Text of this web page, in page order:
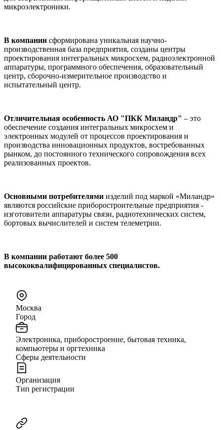
микроэлектроники.
В компании сформирована уникальная научно-
производственная база предприятия, созданы центры
проектирования интегральных микросхем, радиоэлектронной
аппаратуры, программного обеспечения, образовательный
центр, сборочно-измерительное производство и
испытательный центр.
Отличительная особенность АО "ПКК Миландр" – это
обеспечение создания интегральных микросхем и
электронных модулей от процессов проектирования и
производства инновационных продуктов, востребованных
рынком, до постоянного технического сопровождения всех
реализованных проектов.
Основными потребителями изделий под маркой «Миландр»
являются российские приборостроительные предприятия -
изготовители аппаратуры связи, радиотехнических систем,
бортовых вычислителей и систем телеметрии.
В компании работают более 500
высококвалифицированных специалистов.
Москва
Город
Электроника, приборостроение, бытовая техника,
компьютеры и оргтехника
Сферы деятельности
Организация
Тип регистрации